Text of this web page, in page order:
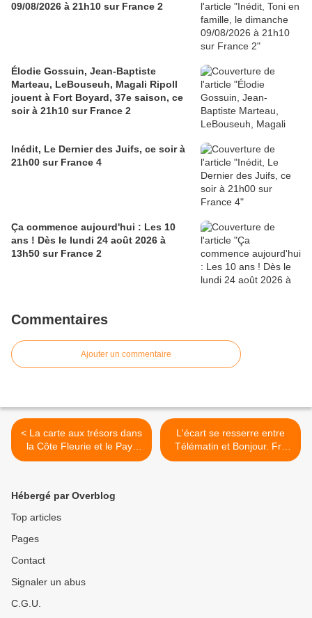
09/08/2026 à 21h10 sur France 2
Élodie Gossuin, Jean-Baptiste
Marteau, LeBouseuh, Magali Ripoll
jouent à Fort Boyard, 37e saison, ce
soir à 21h10 sur France 2
Inédit, Le Dernier des Juifs, ce soir à
21h00 sur France 4
Ça commence aujourd'hui : Les 10
ans ! Dès le lundi 24 août 2026 à
13h50 sur France 2
Commentaires
Ajouter un commentaire
< La carte aux trésors dans
la Côte Fleurie et le Pays
d'Auge, ce soir à 21h05 sur
L'écart se resserre entre
Télématin et Bonjour. Fr2
domine avec Les 80 ans de
Hébergé par Overblog
Top articles
Pages
Contact
Signaler un abus
C.G.U.